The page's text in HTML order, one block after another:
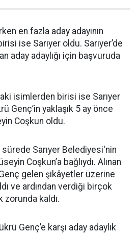
en fazla aday adayının
ise Sarıyer oldu. Sarıyer’de
aday adaylığı için başvuruda
isimlerden birisi ise Sarıyer
Genç’in yaklaşık 5 ay önce
Coşkun oldu.
sürede Sarıyer Belediyesi'nin
Coşkun’a bağlıydı. Alınan
gelen şikâyetler üzerine
ve ardından verdiği birçok
zorunda kaldı.
Genç’e karşı aday adaylık